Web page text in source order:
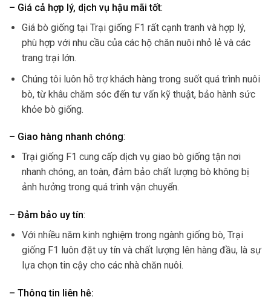
– Giá cả hợp lý, dịch vụ hậu mãi tốt:
Giá bò giống tại Trại giống F1 rất cạnh tranh và hợp lý,
phù hợp với nhu cầu của các hộ chăn nuôi nhỏ lẻ và các
trang trại lớn.
Chúng tôi luôn hỗ trợ khách hàng trong suốt quá trình nuôi
bò, từ khâu chăm sóc đến tư vấn kỹ thuật, bảo hành sức
khỏe bò giống.
– Giao hàng nhanh chóng:
Trại giống F1 cung cấp dịch vụ giao bò giống tận nơi
nhanh chóng, an toàn, đảm bảo chất lượng bò không bị
ảnh hưởng trong quá trình vận chuyển.
– Đảm bảo uy tín:
Với nhiều năm kinh nghiệm trong ngành giống bò, Trại
giống F1 luôn đặt uy tín và chất lượng lên hàng đầu, là sự
lựa chọn tin cậy cho các nhà chăn nuôi.
– Thông tin liên hệ: